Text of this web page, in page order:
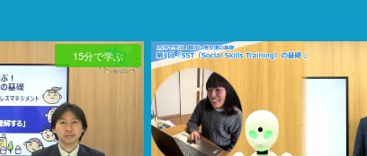
15分で学ぶ